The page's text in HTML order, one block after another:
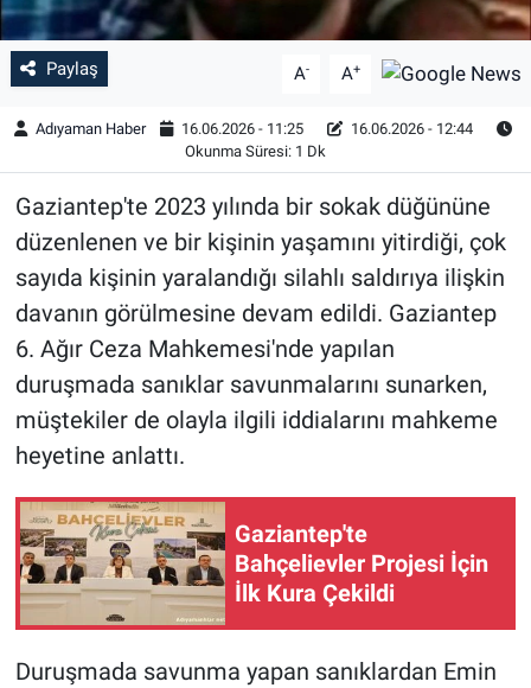
Paylaş A- A+
Adıyaman Haber 16.06.2026 - 11:25
16.06.2026 - 12:44
Okunma Süresi: 1 Dk
Gaziantep'te 2023 yılında bir sokak düğününe
düzenlenen ve bir kişinin yaşamını yitirdiği, çok
sayıda kişinin yaralandığı silahlı saldırıya ilişkin
davanın görülmesine devam edildi. Gaziantep
6. Ağır Ceza Mahkemesi'nde yapılan
duruşmada sanıklar savunmalarını sunarken,
müştekiler de olayla ilgili iddialarını mahkeme
heyetine anlattı.
Gaziantep'te
Bahçelievler Projesi İçin
İlk Kura Çekildi
Duruşmada savunma yapan sanıklardan Emin
Ekonomi
Yaşam
Çevre
BİLİM VE TEKNOLOJİ
Şambayat Haber